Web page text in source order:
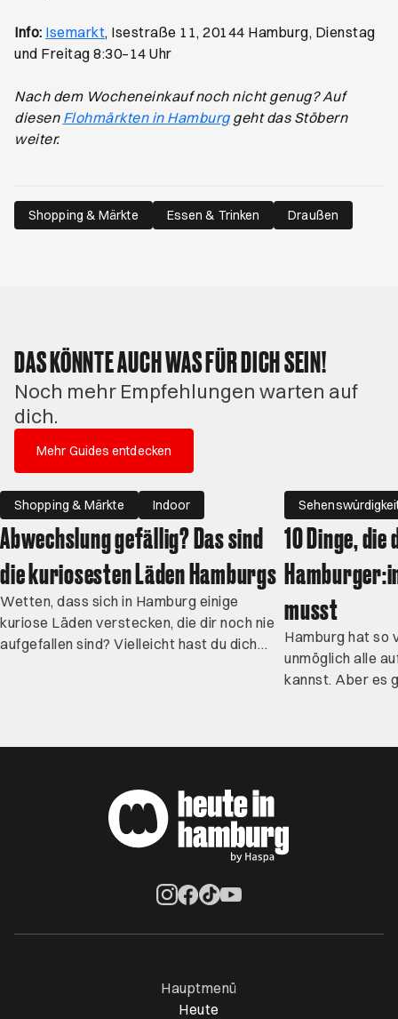
Info: IsemarktÖffnet ein neues Browser-Tab
, Isestraße 11, 20144 Hamburg, Dienstag
und Freitag 8:30–14 Uhr
Nach dem Wocheneinkauf noch nicht genug? Auf
diesen Flohmärkten in Hamburggeht das Stöbern
weiter.
Shopping & Märkte Essen & Trinken Draußen
DAS KÖNNTE AUCH WAS FÜR DICH SEIN!
Noch mehr Empfehlungen warten auf
dich.
Mehr Guides entdecken
Shopping & Märkte Indoor
Abwechslung gefällig? Das sind
die kuriosesten Läden Hamburgs
Wetten, dass sich in Hamburg einige
kuriose Läden verstecken, die dir noch nie
aufgefallen sind? Vielleicht hast du dich
Interior und schicken Concept Stores.
liebsten Läden für Abenteuerliches und
Ausgefallenes in Hamburg und entdecke
alles vom Opossum Pullover bis zum
10 Dinge,
musst
Hamburg hat so
unmöglich alle
kannst. Aber es
oder zugezogen
Hauptmenü
Heute